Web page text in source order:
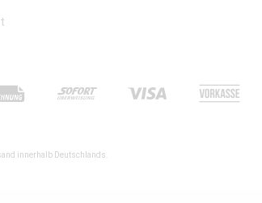
innerhalb Deutschlands.